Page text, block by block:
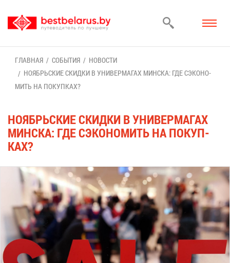
ГЛАВ­НАЯ СО­БЫ­ТИЯ
НО­ВО­СТИ
НО­ЯБРЬ­СКИЕ СКИД­КИ В УНИ­ВЕР­МА­ГАХ МИН­СКА: ГДЕ СЭКО­НО­
МИТЬ НА ПО­КУП­КАХ?
НО­ЯБРЬ­СКИЕ СКИД­КИ В УНИ­ВЕР­МА­ГАХ
МИН­СКА: ГДЕ СЭКО­НО­МИТЬ НА ПО­КУП­
КАХ?